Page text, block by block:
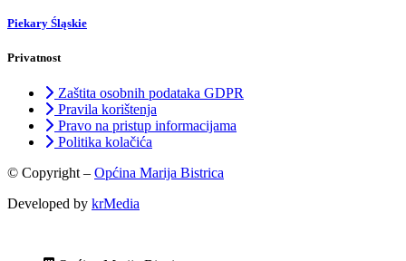
Piekary Śląskie
Privatnost
Zaštita osobnih podataka GDPR
Pravila korištenja
Pravo na pristup informacijama
Politika kolačića
© Copyright – Općina Marija Bistrica
Developed by krMedia